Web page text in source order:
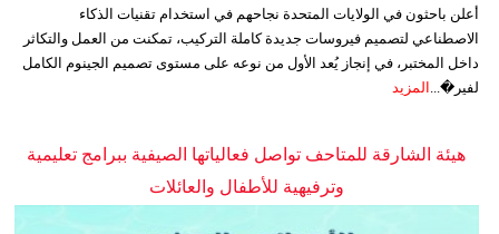
أعلن باحثون في الولايات المتحدة نجاحهم في استخدام تقنيات الذكاء
الاصطناعي لتصميم فيروسات جديدة كاملة التركيب، تمكنت من العمل والتكاثر
داخل المختبر، في إنجاز يُعد الأول من نوعه على مستوى تصميم الجينوم الكامل
لفير�...
المزيد
هيئة الشارقة للمتاحف تواصل فعالياتها الصيفية ببرامج تعليمية
وترفيهية للأطفال والعائلات